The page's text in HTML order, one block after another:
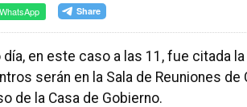
WhatsApp
día, en este caso a las 11, fue citada
serán en la Sala de Reuniones
de la Casa de Gobierno.